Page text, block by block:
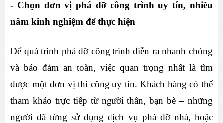
- Chọn đơn vị phá dỡ công trình uy tín, nhiều
năm kinh nghiệm để thực hiện
Để quá trình phá dỡ công trình diễn ra nhanh chóng
và bảo đảm an toàn, việc quan trọng nhất là tìm
được một đơn vị thi công uy tín. Khách hàng có thể
tham khảo trực tiếp từ người thân, bạn bè – những
người đã từng sử dụng dịch vụ phá dỡ nhà, hoặc